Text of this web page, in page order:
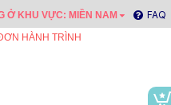
Ở KHU VỰC: MIỀN NAM FAQ
HÀNH TRÌNH